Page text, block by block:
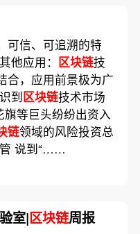
可信、可追溯的特
他应用： 区块链技
合，应用前景极为广
到区块链技术市场
等巨头纷纷出资入
链领域的风险投资总
说到“……
室|区块链周报